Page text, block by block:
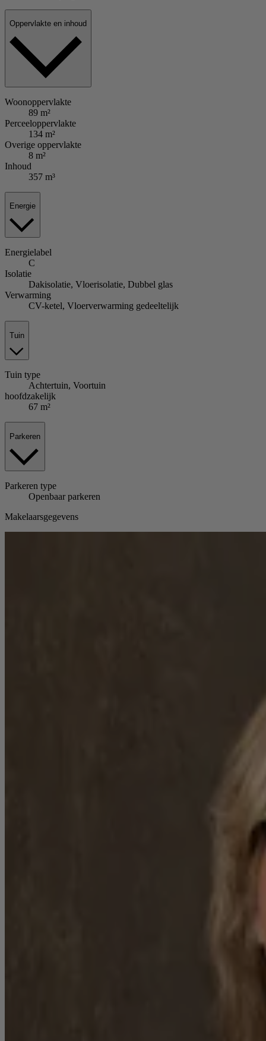
Oppervlakte en inhoud
Woonoppervlakte
89 m²
Perceeloppervlakte
134 m²
Overige oppervlakte
8 m²
Inhoud
357 m³
Energie
Energielabel
C
Isolatie
Dakisolatie, Vloerisolatie, Dubbel glas
Verwarming
CV-ketel, Vloerverwarming gedeeltelijk
Tuin
Tuin type
Achtertuin, Voortuin
hoofdzakelijk
67 m²
Parkeren
Parkeren type
Openbaar parkeren
Makelaarsgegevens